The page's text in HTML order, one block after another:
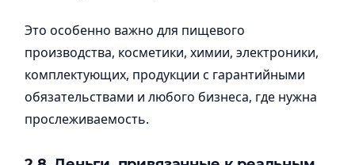
Это особенно важно для пищевого
производства, косметики, химии, электроники,
комплектующих, продукции с гарантийными
обязательствами и любого бизнеса, где нужна
прослеживаемость.